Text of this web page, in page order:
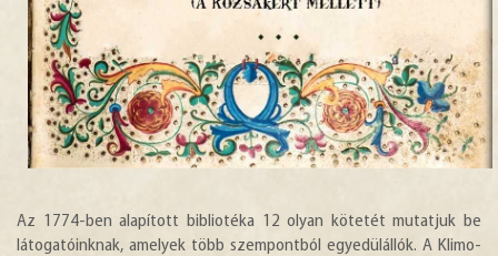
Az 1774-ben alapított bibliotéka 12 olyan kötetét mutatjuk be
látogatóinknak, amelyek több szempontból egyedülállók. A Klimo-